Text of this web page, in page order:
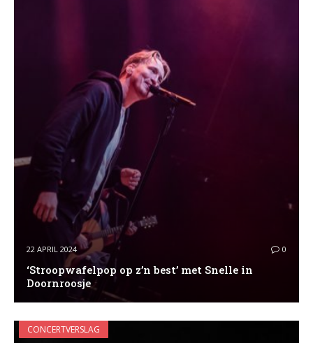
22 APRIL 2024 0
‘Stroopwafelpop op z’n best’ met Snelle in
Doornroosje
CONCERTVERSLAG